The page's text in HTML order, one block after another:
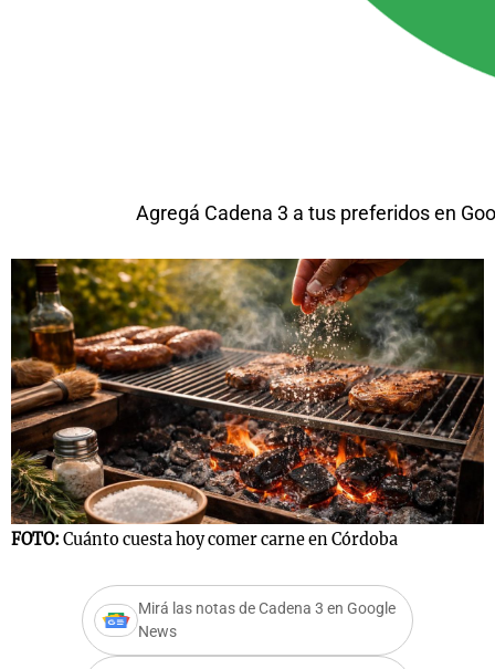
Agregá Cadena 3 a tus preferidos en
FOTO: Cuánto cuesta hoy comer carne en Córdoba
Mirá las notas de Cadena 3 en Google
News